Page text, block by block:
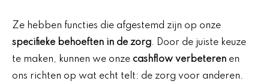
Ze hebben functies die afgestemd zijn op onze
specifieke behoeften in de zorg. Door de juiste keuze
te maken, kunnen we onze cashflow verbeteren en
ons richten op wat echt telt: de zorg voor anderen.